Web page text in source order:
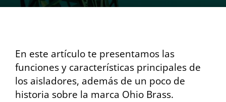
En este artículo te presentamos las
funciones y características principales de
los aisladores, además de un poco de
historia sobre la marca Ohio Brass.